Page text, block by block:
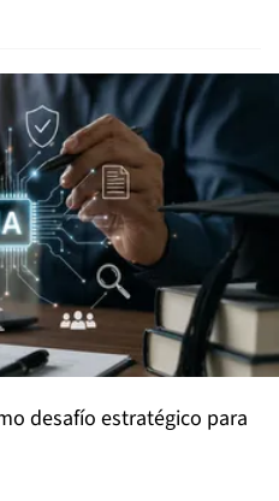
desafío estratégico para